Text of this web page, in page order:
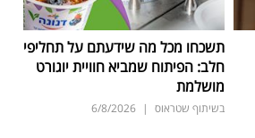
תשכחו מכל מה שידעתם על תחליפי
חלב: הפיתוח שמביא חוויית יוגורט
מושלמת
בשיתוף שטראוס |
6/8/2026